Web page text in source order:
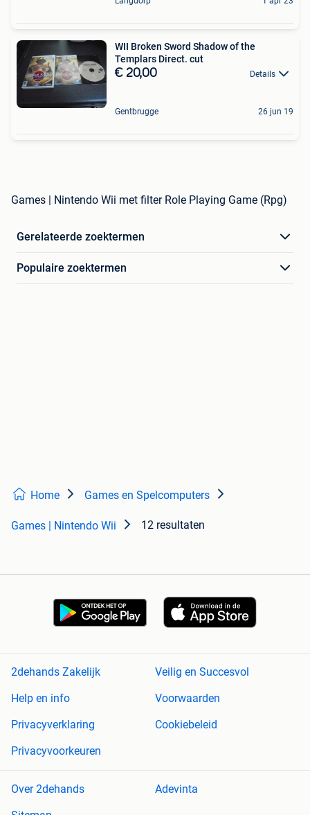
WII Broken Sword Shadow of the
Templars Direct. cut
€ 20,00 Details
Gentbrugge 26 jun 19
Games | Nintendo Wii met filter Role Playing Game (Rpg)
Gerelateerde zoektermen
Populaire zoektermen
Home Games en Spelcomputers
Games | Nintendo Wii 12 resultaten
2dehands Zakelijk
Veilig en Succesvol
Help en info
Voorwaarden
Privacyverklaring
Cookiebeleid
Privacyvoorkeuren
Over 2dehands
Adevinta